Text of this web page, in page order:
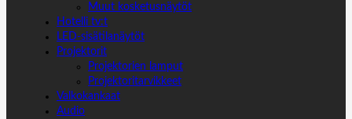
Muut kosketusnäytöt
Hotelli tv:t
LED-sisätilanäytöt
Projektorit
Projektorien lamput
Projektoritarvikkeet
Valkokankaat
Audio